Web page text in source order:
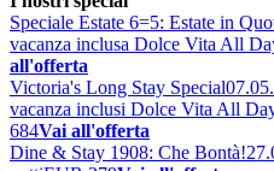
Speciale Estate 6=5: Estate in
vacanza inclusa Dolce Vita All
all'offerta
Victoria's Long Stay Special
vacanza inclusi Dolce Vita All
684Vai all'offerta
Dine & Stay 1908: Che Bontà!